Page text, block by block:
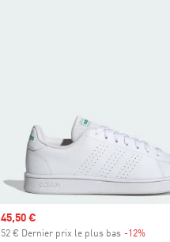
Prix soldé
45,50 €
52 € Dernier prix le plus bas -12%Rabais